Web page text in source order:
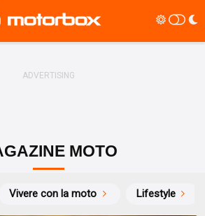
MOTO
Vivere con la moto Lifestyle